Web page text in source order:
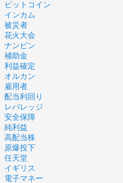
ビットコイン
インカム
被災者
花火大会
ナンピン
補助金
利益確定
オルカン
雇用者
配当利回り
レバレッジ
安全保障
純利益
高配当株
原爆投下
任天堂
イギリス
電子マネー